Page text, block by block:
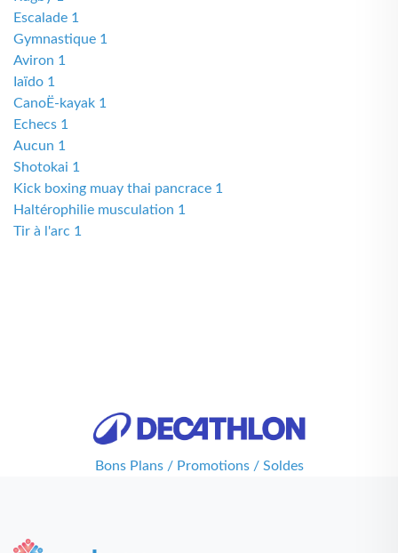
Escalade 1
Gymnastique 1
Aviron 1
Iaïdo 1
CanoË-kayak 1
Echecs 1
Aucun 1
Shotokai 1
Kick boxing muay thai pancrace 1
Haltérophilie musculation 1
Tir à l'arc 1
Bons Plans / Promotions / Soldes